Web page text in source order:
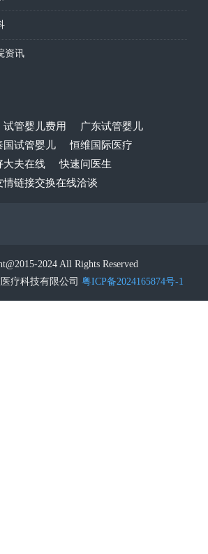
资讯
试管婴儿费用
广东试管婴儿
国试管婴儿
恒维国际医疗
大夫在线
快速问医生
情链接交换在线洽谈
2024 All Rights Reserved
疗科技有限公司 粤ICP备2024165874号-1